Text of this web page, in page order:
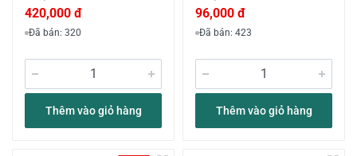
420,000 đ
Đã bán: 320
Thêm vào giỏ hàng
96,000 đ
Đã bán: 423
Thêm vào giỏ hàng